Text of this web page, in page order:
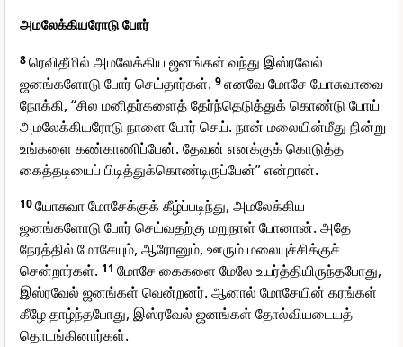
அமலேக்கியரோடு போர்
8ரெவிதீமில் அமலேக்கிய ஜனங்கள் வந்து இஸ்ரவேல்
ஜனங்களோடு போர் செய்தார்கள். 9எனவே மோசே யோசுவாவை
நோக்கி, “சில மனிதர்களைத் தேர்ந்தெடுத்துக் கொண்டு போய்
அமலேக்கியரோடு நாளை போர் செய். நான் மலையின்மீது நின்று
உங்களை கண்காணிப்பேன். தேவன் எனக்குக் கொடுத்த
கைத்தடியைப் பிடித்துக்கொண்டிருப்பேன்” என்றான்.
10யோசுவா மோசேக்குக் கீழ்ப்படிந்து, அமலேக்கிய
ஜனங்களோடு போர் செய்வதற்கு மறுநாள் போனான். அதே
நேரத்தில் மோசேயும், ஆரோனும், ஊரும் மலையுச்சிக்குச்
சென்றார்கள். 11 மோசே கைகளை மேலே உயர்த்தியிருந்தபோது,
இஸ்ரவேல் ஜனங்கள் வென்றனர். ஆனால் மோசேயின் கரங்கள்
கீழே தாழ்ந்தபோது, இஸ்ரவேல் ஜனங்கள் தோல்வியடையத்
தொடங்கினார்கள்.